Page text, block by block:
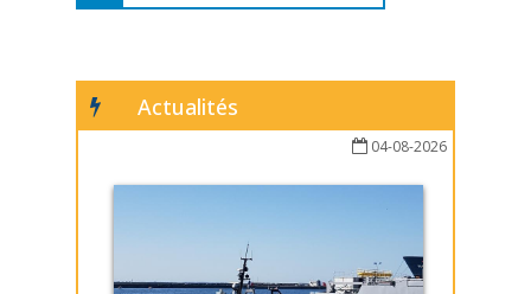
Actualités
04-08-2026